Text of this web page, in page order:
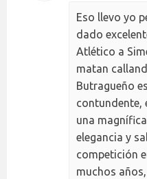
Eso llevo yo
dado
Atlético a
matan
Butragueño
contundente,
una
elegancia y
competición
muchos